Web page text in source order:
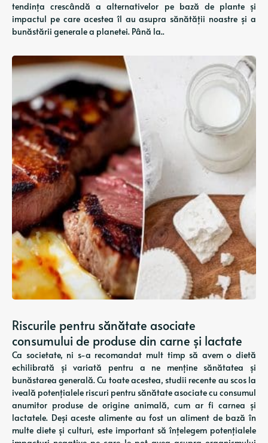
tendința crescândă a alternativelor pe bază de plante și
impactul pe care acestea îl au asupra sănătății noastre și a
bunăstării generale a planetei. Până la..
Riscurile pentru sănătate asociate
consumului de produse din carne și lactate
Ca societate, ni s-a recomandat mult timp să avem o dietă
echilibrată și variată pentru a ne menține sănătatea și
bunăstarea generală. Cu toate acestea, studii recente au scos la
iveală potențialele riscuri pentru sănătate asociate cu consumul
anumitor produse de origine animală, cum ar fi carnea și
lactatele. Deși aceste alimente au fost un aliment de bază în
multe diete și culturi, este important să înțelegem potențialele